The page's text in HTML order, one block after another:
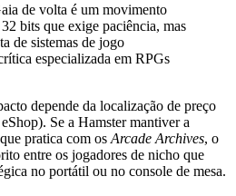
de volta é um movimento
bits que exige paciência, mas
de sistemas de jogo
especializada em RPGs
depende da localização de preço
Se a Hamster mantiver a
pratica com os Arcade Archives, o
entre os jogadores de nicho que
no portátil ou no console de mesa.